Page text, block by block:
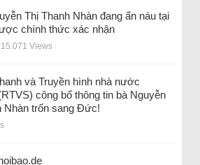
Thị Thanh Nhàn đang ẩn náu tại
chính thức xác nhận
Views
và Truyền hình nhà nước
công bố thông tin bà Nguyễn
Nhàn trốn sang Đức!